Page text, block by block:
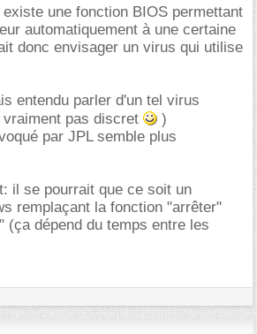
une fonction BIOS permettant
automatiquement à une certaine
donc envisager un virus qui utilise
entendu parler d'un tel virus
pas discret
)
par JPL semble plus
il se pourrait que ce soit un
remplaçant la fonction "arrêter"
(ça dépend du temps entre les